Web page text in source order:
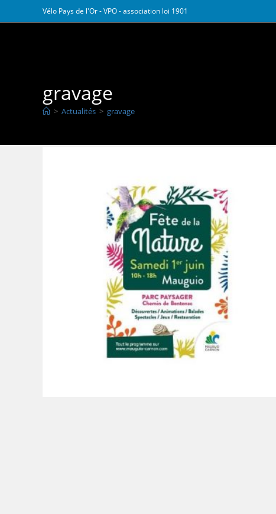
Vélo Pays de l'Or - VPO - association loi 1901
gravage
> Actualités > gravage